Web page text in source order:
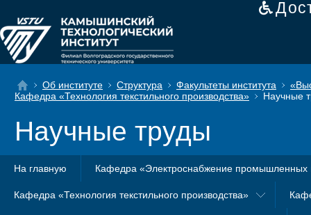
Об институте Структура Факультеты института
Кафедра «Технология текстильного производства»
Научные
Научные труды
На главную Кафедра «Электроснабжение промышленных
Кафедра «Технология текстильного производства»